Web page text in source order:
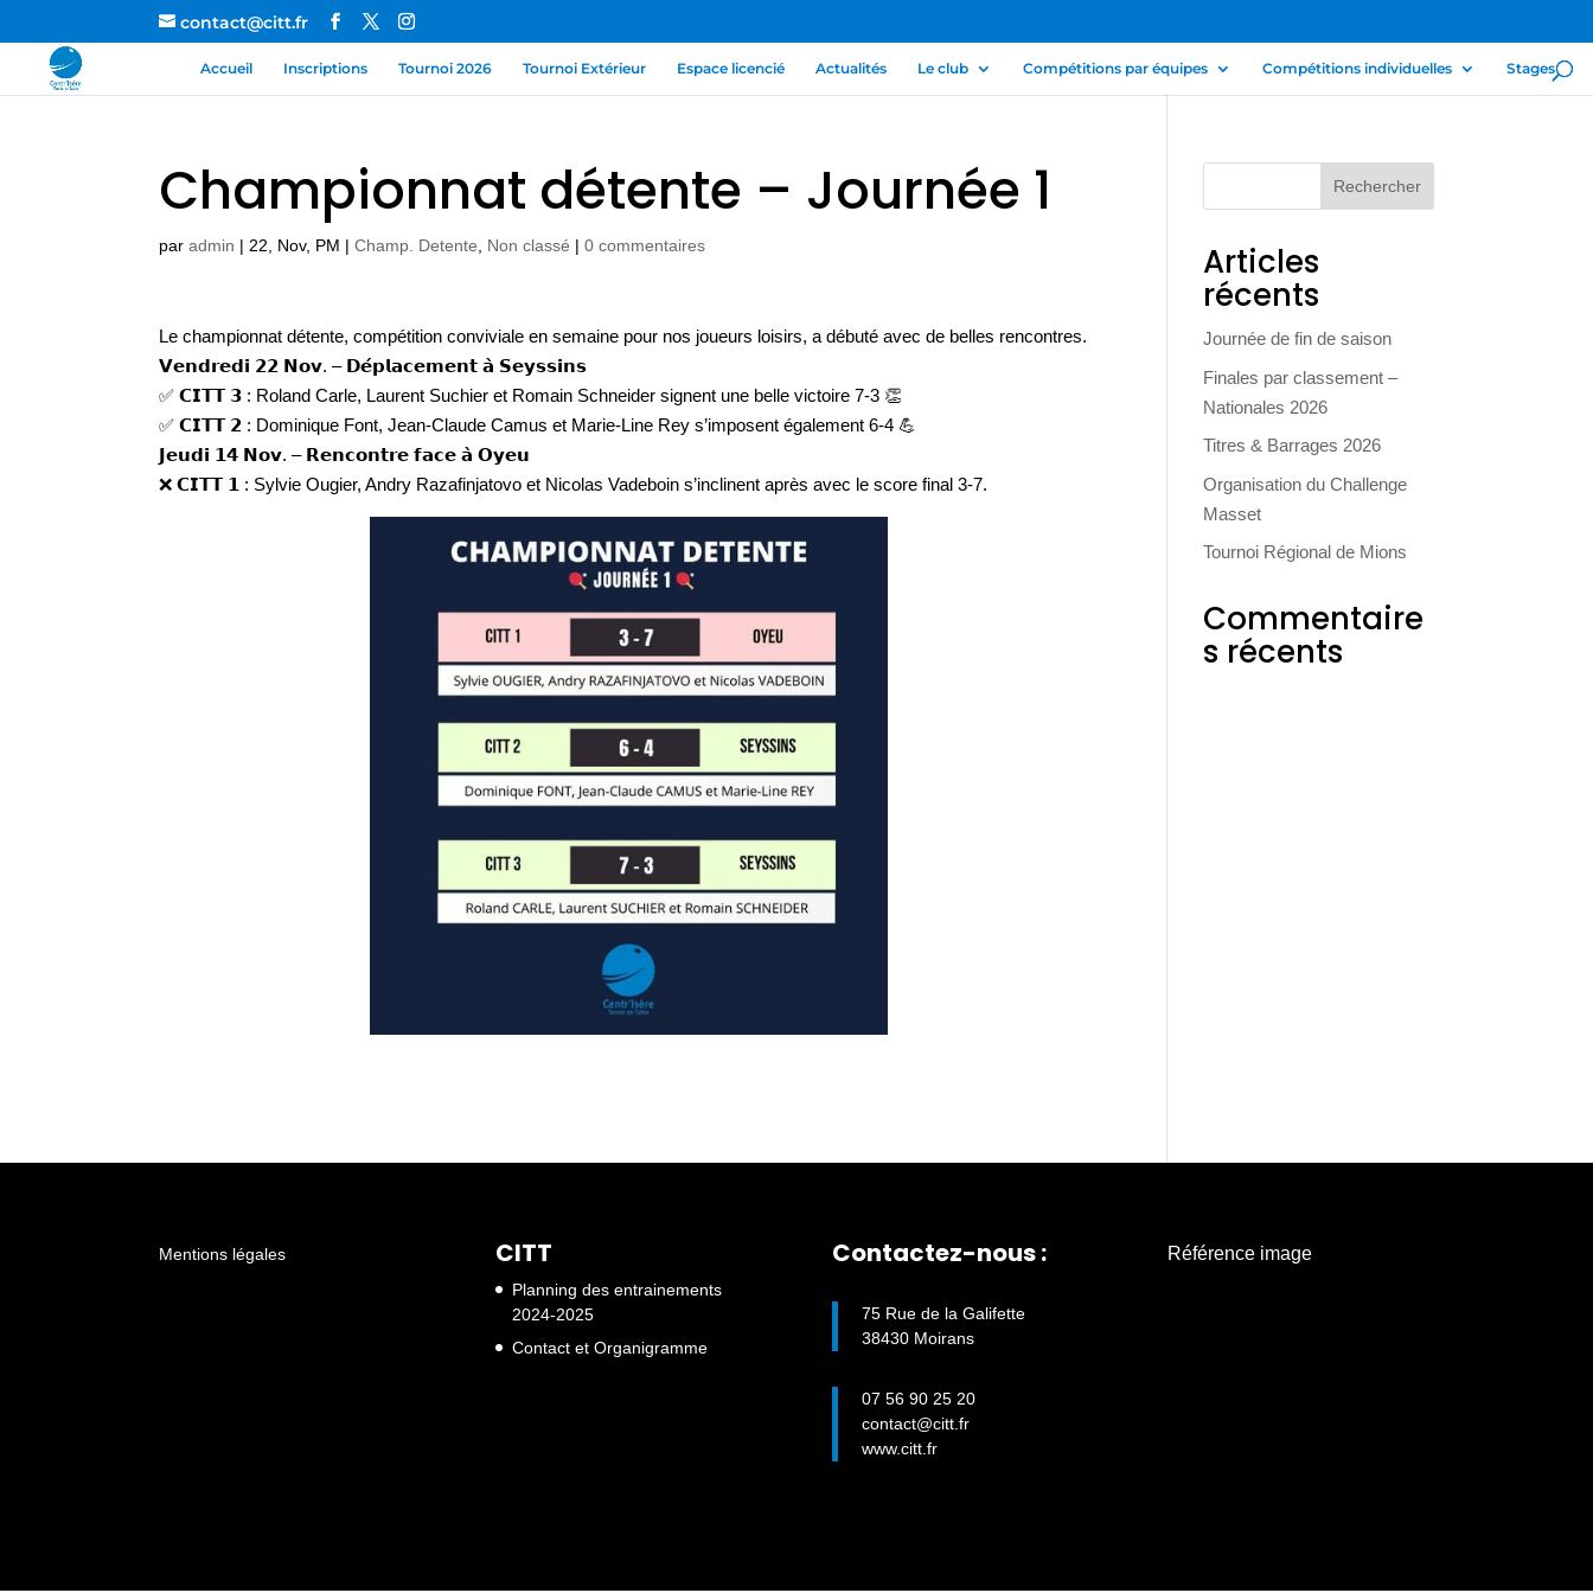
contact@citt.fr
Accueil Inscriptions Tournoi 2026 Tournoi Extérieur Espace licencié Actualités Le club Compétitions par équipes Compétitions individuelles Stages
Championnat détente – Journée 1
paradmin | 22, Nov, PM |Champ. Detente Non classé |0 commentaires
Le championnat détente, compétition conviviale en semaine pour nos joueurs loisirs, a débuté avec de belles rencontres.
𝗩𝗲𝗻𝗱𝗿𝗲𝗱𝗶 𝟮𝟮 𝗡𝗼𝘃. – 𝗗𝗲́𝗽𝗹𝗮𝗰𝗲𝗺𝗲𝗻𝘁 𝗮̀ 𝗦𝗲𝘆𝘀𝘀𝗶𝗻𝘀
✅ 𝗖𝗜𝗧𝗧 𝟯 : Roland Carle, Laurent Suchier et Romain Schneider signent une belle victoire 7-3 👏
✅ 𝗖𝗜𝗧𝗧 𝟮 : Dominique Font, Jean-Claude Camus et Marie-Line Rey s’imposent également 6-4 💪
𝗝𝗲𝘂𝗱𝗶 𝟭𝟰 𝗡𝗼𝘃. – 𝗥𝗲𝗻𝗰𝗼𝗻𝘁𝗿𝗲 𝗳𝗮𝗰𝗲 𝗮̀ 𝗢𝘆𝗲𝘂
❌ 𝗖𝗜𝗧𝗧 𝟭 : Sylvie Ougier, Andry Razafinjatovo et Nicolas Vadeboin s’inclinent après avec le score final 3-7.
Articles
récents
Journée de fin de saison
Finales par classement –
Nationales 2026
Titres & Barrages 2026
Organisation du Challenge
Masset
Tournoi Régional de Mions
Commentaire
s récents
Mentions légales CITT
Planning des entrainements
2024-2025
Contact et Organigramme
Contactez-nous :
75 Rue de la Galifette
38430 Moirans
07 56 90 25 20
contact@citt.fr
www.citt.fr
Référence image